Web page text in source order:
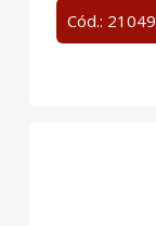
Cód.: 21049